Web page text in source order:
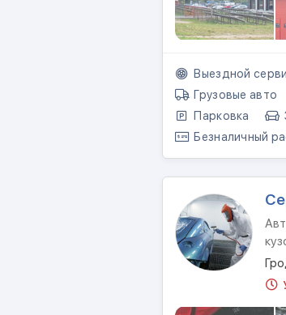
Выездной
Грузовые авто
Парковка
Безналичный